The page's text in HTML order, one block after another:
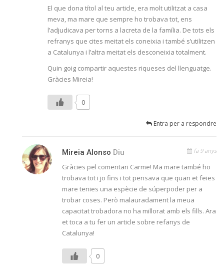
El que dona títol al teu article, era molt utilitzat a casa
meva, ma mare que sempre ho trobava tot, ens
l’adjudicava per torns a lacreta de la família. De tots els
refranys que cites meitat els coneixia i també s’utilitzen
a Catalunya i l’altra meitat els desconeixia totalment.
Quin goig compartir aquestes riqueses del llenguatge.
Gràcies Mireia!
0
Entra per a respondre
Mireia Alonso Diu fa 9 anys
Gràcies pel comentari Carme! Ma mare també ho
trobava tot i jo fins i tot pensava que quan et feies
mare tenies una espècie de súperpoder per a
trobar coses. Però malauradament la meua
capacitat trobadora no ha millorat amb els fills. Ara
et toca a tu fer un article sobre refanys de
Catalunya!
0